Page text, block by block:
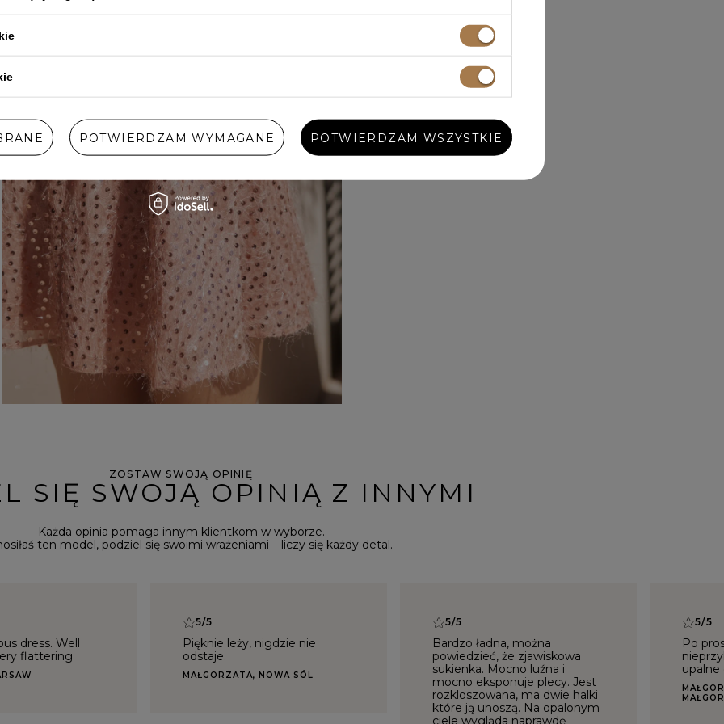
ZOSTAW SWOJĄ OPINIĘ
SIĘ SWOJĄ OPINIĄ Z INNYMI
Każda opinia pomaga innym klientkom w wyborze.
ten model, podziel się swoimi wrażeniami – liczy się każdy detal.
dress. Well
flattering
5/5
Pięknie leży, nigdzie nie
odstaje.
MAŁGORZATA, NOWA SÓL
5/5
Bardzo ładna, można
powiedzieć, że zjawiskowa
sukienka. Mocno luźna i
mocno eksponuje plecy. Jest
rozkloszowana, ma dwie halki
które ją unoszą. Na opalonym
5/5
Po
upalne
POTWIERDZAM WYMAGANE POTWIERDZAM WSZYSTKIE